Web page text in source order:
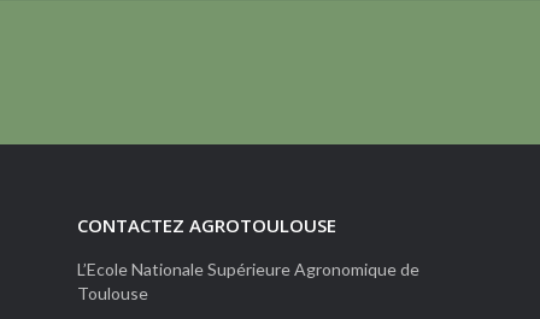
CONTACTEZ AGROTOULOUSE
L’Ecole Nationale Supérieure Agronomique de
Toulouse